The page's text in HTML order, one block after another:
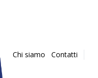
Chi siamo Contatti